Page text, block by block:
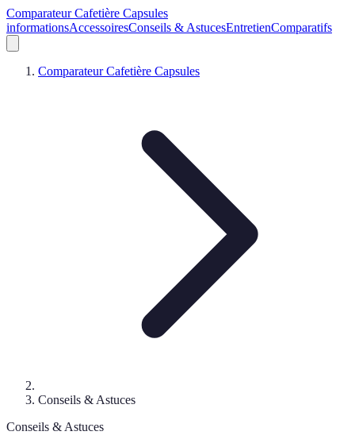
Comparateur Cafetière Capsules
informationsAccessoiresConseils & AstucesEntretienComparatifs
Comparateur Cafetière Capsules
Conseils & Astuces
Conseils & Astuces